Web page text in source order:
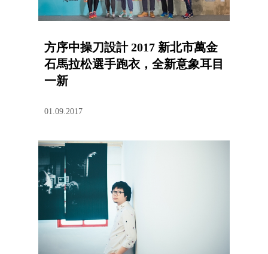
方序中操刀設計 2017 新北市萬金
石馬拉松選手跑衣，全新意象耳目
一新
01.09.2017